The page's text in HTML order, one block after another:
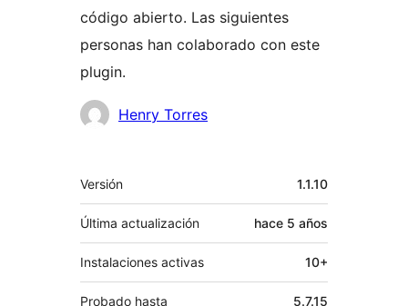
código abierto. Las siguientes
personas han colaborado con este
plugin.
Colaboradores
Henry Torres
Meta
Versión 1.1.10
Última actualización hace 5 años
Instalaciones activas 10+
Probado hasta 5.7.15